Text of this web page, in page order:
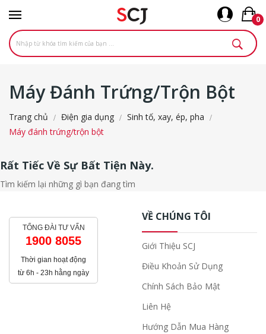
0
Máy Đánh Trứng/trộn Bột
Trang chủ Điện gia dụng
Sinh tố, xay, ép, pha
Máy đánh trứng/trộn bột
Rất Tiếc Về Sự Bất Tiện Này.
Tìm kiếm lại những gì bạn đang tìm
TỔNG ĐÀI TƯ VẤN
1900 8055
Thời gian hoạt động
từ 6h - 23h hằng ngày
VỀ CHÚNG TÔI
Giới Thiệu SCJ
Điều Khoản Sử Dụng
Chính Sách Bảo Mật
Liên Hệ
Hướng Dẫn Mua Hàng